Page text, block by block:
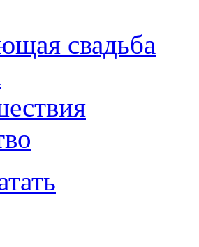
свадьба